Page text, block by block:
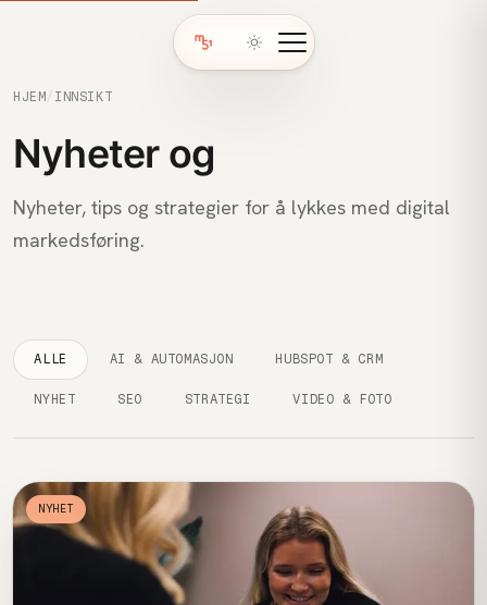
HJEM / INNSIKT
Nyheter og
Nyheter, tips og strategier for å lykkes med digital
markedsføring.
ALLE AI & AUTOMASJON HUBSPOT & CRM
NYHET SEO STRATEGI VIDEO & FOTO
NYHET